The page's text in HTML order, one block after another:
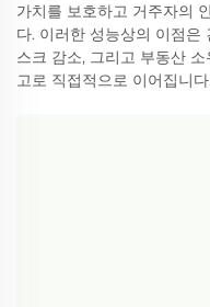
가치를 보호하고 거주자의
다. 이러한 성능상의 이점은
스크 감소, 그리고 부동산
고로 직접적으로 이어집니다.